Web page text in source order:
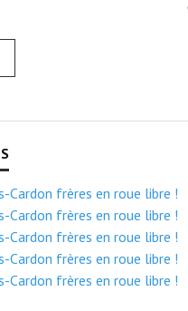
Cardon frères en roue libre !
Cardon frères en roue libre !
Cardon frères en roue libre !
Cardon frères en roue libre !
Cardon frères en roue libre !